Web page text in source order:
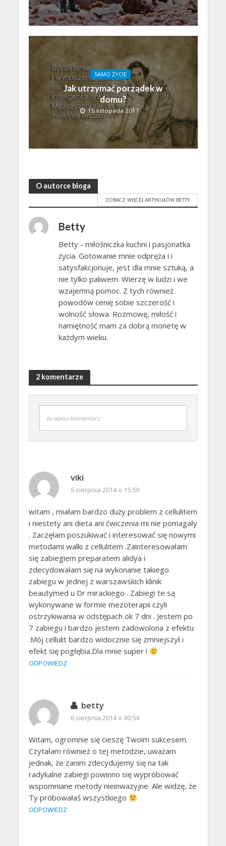
SAMO ŻYCIE
Jak utrzymać porządek w
domu?
15 listopada 2017
O autorce bloga
ZOBACZ WIĘCEJ ARTYKUŁÓW BETTY
Betty
Betty - miłośniczka kuchni i pasjonatka
życia. Gotowanie mnie odpręża i i
satysfakcjonuje, jest dla mnie sztuką, a
nie tylko paliwem. Wierzę w ludzi i we
wzajemną pomoc. Z tych również
powodów cenię sobie szczerość i
wolność słowa. Rozmowę, miłość i
namiętność mam za dobrą monetę w
każdym wieku.
2 komentarze
tu wpisz komentarz
viki
5 sierpnia 2014 o 15:59
witam , miałam bardzo duży problem z cellulitem
i niestety ani dieta ani ćwiczenia mi nie pomagały
. Zaczęłam poszukiwać i interesować się nowymi
metodami walki z cellulitem .Zainteresowałam
się zabiegiem preparatem alidya i
zdecydowałam się na wykonanie takiego
zabiegu w jednej z warszawskich klinik
beautymed u Dr mirackiego . Zabiegi te są
wykonywane w formie mezoterapii czyli
ostrzykiwania w odstępach ok 7 dni . Jestem po
7 zabiegu i bardzo jestem zadowolona z efektu
.Mój cellulit bardzo widocznie się zmniejszył i
efekt się pogłębia.Dla mnie super !
ODPOWIEDZ
betty
6 sierpnia 2014 o 00:54
Witam, ogromnie się cieszę Twoim sukcesem.
Czytałam również o tej metodzie, uważam
jednak, że zanim zdecydujemy się na tak
radykalne zabiegi powinno się wypróbować
wspomniane metody nieinwazyjne. Ale widzę, że
Ty próbowałaś wszystkiego
ODPOWIEDZ